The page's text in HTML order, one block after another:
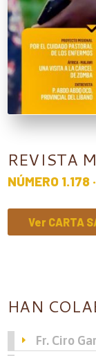
REVISTA
NÚMERO 1.178
Ver CARTA
HAN
Fr. Ciro